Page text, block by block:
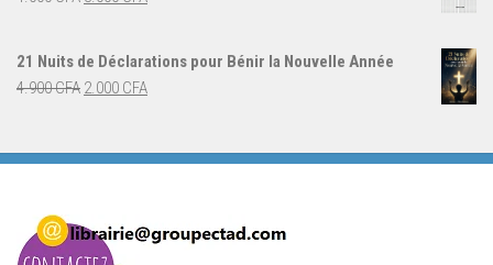
4.000 CFA.3.000 CFA.
21 Nuits de Déclarations pour Bénir la Nouvelle Année
4.900CFA Le
était :
2.000 CFALe
est :